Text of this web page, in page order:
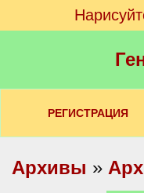
РЕГИСТРАЦИЯ
Архивы »